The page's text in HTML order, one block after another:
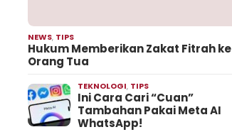
NEWS, TIPS
Hukum Memberikan Zakat Fitrah ke
Orang Tua
TEKNOLOGI, TIPS
Ini Cara Cari “Cuan”
Tambahan Pakai Meta AI
WhatsApp!